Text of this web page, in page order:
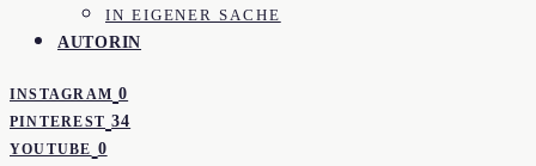
IN EIGENER SACHE
AUTORIN
INSTAGRAM 0
PINTEREST 34
YOUTUBE 0